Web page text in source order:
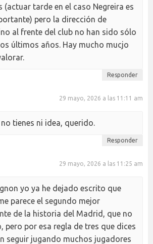
(actuar tarde en el caso Negreira es
pero la dirección de
al frente del club no han sido sólo
últimos años. Hay mucho mucjo
Responder
29 mayo, 2026 a las 11:11 am
tienes ni idea, querido.
Responder
29 mayo, 2026 a las 11:25 am
yo ya he dejado escrito que
parece el segundo mejor
de la historia del Madrid, que no
pero por esa regla de tres que dices
seguir jugando muchos jugadores